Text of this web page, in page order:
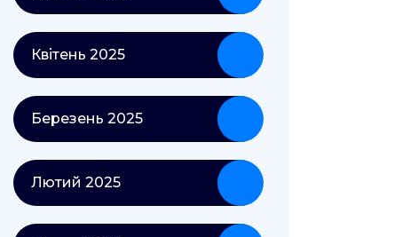
Квітень 2025
Березень 2025
Лютий 2025